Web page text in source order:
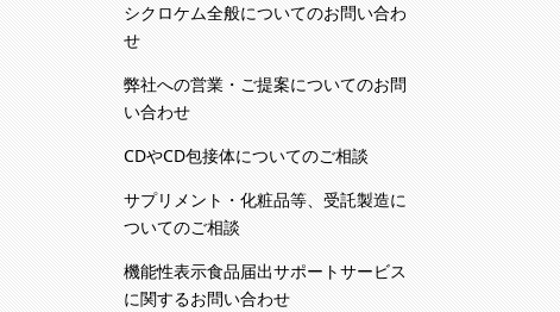
シクロケム全般についてのお問い合わ
せ
弊社への営業・ご提案についてのお問
い合わせ
CDやCD包接体についてのご相談
サプリメント・化粧品等、受託製造に
ついてのご相談
機能性表示食品届出サポートサービス
に関するお問い合わせ